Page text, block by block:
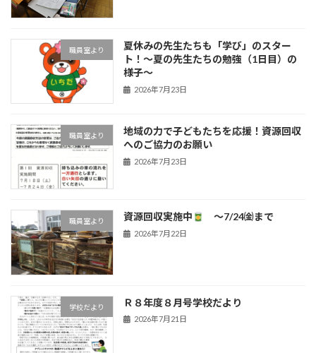
職員室より
夏休みの先生たちも「学び」のスター
ト！〜夏の先生たちの勉強（1日目）の
様子〜
2026年7月23日
職員室より
地域の力で子どもたちを応援！資源回収
へのご協力のお願い
2026年7月23日
職員室より 資源回収実施中 ～7/24㈮まで
2026年7月22日
学校だより Ｒ８年度８月号学校だより
2026年7月21日